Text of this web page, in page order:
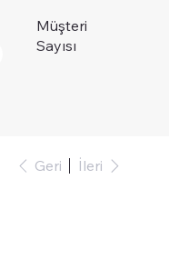
Müşteri
Sayısı
Geri İleri